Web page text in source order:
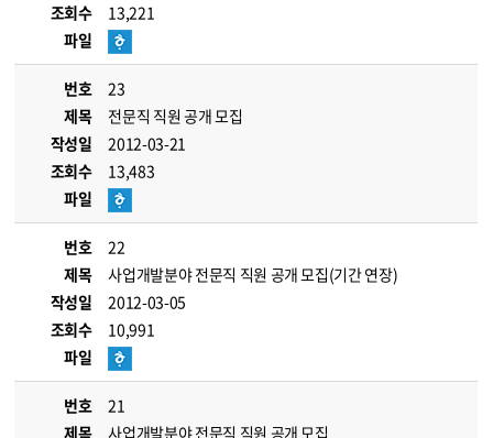
조회수
13,221
파일
번호
23
제목
전문직 직원 공개 모집
작성일
2012-03-21
조회수
13,483
파일
번호
22
제목
사업개발분야 전문직 직원 공개 모집(기간 연장)
작성일
2012-03-05
조회수
10,991
파일
번호
21
제목
사업개발분야 전문직 직원 공개 모집